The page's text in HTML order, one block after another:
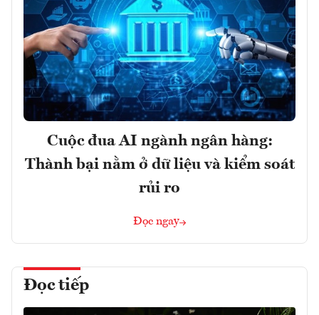
Cuộc đua AI ngành ngân hàng:
Thành bại nằm ở dữ liệu và kiểm soát
rủi ro
Đọc ngay
Đọc tiếp